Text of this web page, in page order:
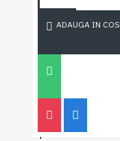
ADAUGA IN COS
DETALII
DESCRIERE
sigurante fuzibile
2poli